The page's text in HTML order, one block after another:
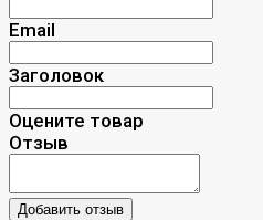
Email
Заголовок
Оцените товар
Отзыв